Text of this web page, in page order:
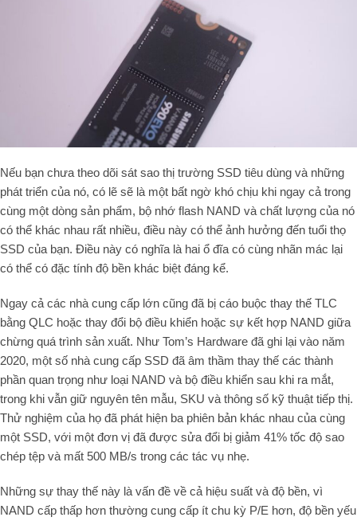
Nếu bạn chưa theo dõi sát sao thị trường SSD tiêu dùng và những
phát triển của nó, có lẽ sẽ là một bất ngờ khó chịu khi ngay cả trong
cùng một dòng sản phẩm, bộ nhớ flash NAND và chất lượng của nó
có thể khác nhau rất nhiều, điều này có thể ảnh hưởng đến tuổi thọ
SSD của bạn. Điều này có nghĩa là hai ổ đĩa có cùng nhãn mác lại
có thể có đặc tính độ bền khác biệt đáng kể.
Ngay cả các nhà cung cấp lớn cũng đã bị cáo buộc thay thế TLC
bằng QLC hoặc thay đổi bộ điều khiển hoặc sự kết hợp NAND giữa
chừng quá trình sản xuất. Như Tom’s Hardware đã ghi lại vào năm
2020, một số nhà cung cấp SSD đã âm thầm thay thế các thành
phần quan trọng như loại NAND và bộ điều khiển sau khi ra mắt,
trong khi vẫn giữ nguyên tên mẫu, SKU và thông số kỹ thuật tiếp thị.
Thử nghiệm của họ đã phát hiện ba phiên bản khác nhau của cùng
một SSD, với một đơn vị đã được sửa đổi bị giảm 41% tốc độ sao
chép tệp và mất 500 MB/s trong các tác vụ nhẹ.
Những sự thay thế này là vấn đề về cả hiệu suất và độ bền, vì
NAND cấp thấp hơn thường cung cấp ít chu kỳ P/E hơn, độ bền yếu